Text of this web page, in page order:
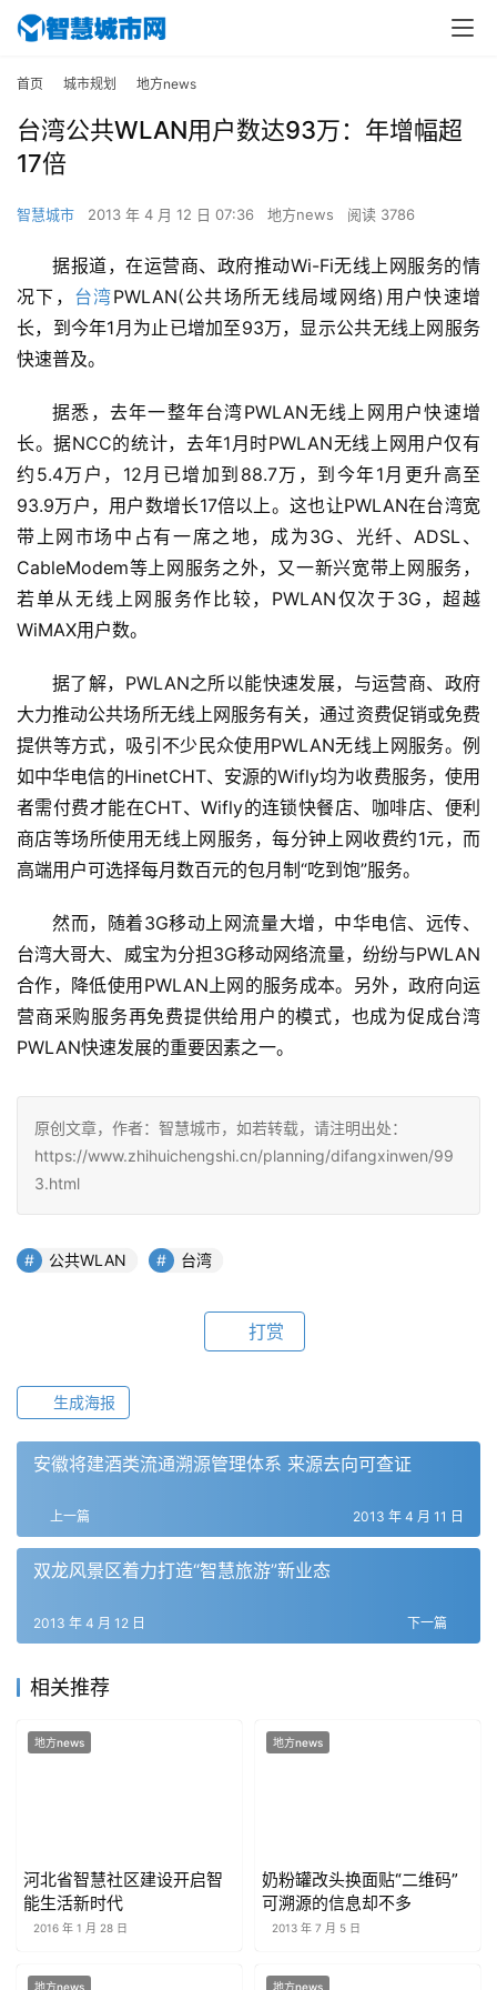
首页 城市规划 地方news
台湾公共WLAN用户数达93万：年增幅超
17倍
智慧城市 2013 年 4 月 12 日 07:36 地方news 阅读 3786
据报道，在运营商、政府推动Wi-Fi无线上网服务的情
况下， 台湾PWLAN(公共场所无线局域网络)用户快速增
长，到今年1月为止已增加至93万，显示公共无线上网服务
快速普及。
据悉，去年一整年台湾PWLAN无线上网用户快速增
长。据NCC的统计，去年1月时PWLAN无线上网用户仅有
约5.4万户，12月已增加到88.7万，到今年1月更升高至
93.9万户，用户数增长17倍以上。这也让PWLAN在台湾宽
带上网市场中占有一席之地，成为3G、光纤、ADSL、
CableModem等上网服务之外，又一新兴宽带上网服务，
若单从无线上网服务作比较，PWLAN仅次于3G，超越
WiMAX用户数。
据了解，PWLAN之所以能快速发展，与运营商、政府
大力推动公共场所无线上网服务有关，通过资费促销或免费
提供等方式，吸引不少民众使用PWLAN无线上网服务。例
如中华电信的HinetCHT、安源的Wifly均为收费服务，使用
者需付费才能在CHT、Wifly的连锁快餐店、咖啡店、便利
商店等场所使用无线上网服务，每分钟上网收费约1元，而
高端用户可选择每月数百元的包月制“吃到饱”服务。
然而，随着3G移动上网流量大增，中华电信、远传、
台湾大哥大、威宝为分担3G移动网络流量，纷纷与PWLAN
合作，降低使用PWLAN上网的服务成本。另外，政府向运
营商采购服务再免费提供给用户的模式，也成为促成台湾
PWLAN快速发展的重要因素之一。
原创文章，作者：智慧城市，如若转载，请注明出处：
https://www.zhihuichengshi.cn/planning/difangxinwen/99
3.html
公共WLAN 台湾
打赏
生成海报
安徽将建酒类流通溯源管理体系 来源去向可查证
上一篇 2013 年 4 月 11 日
双龙风景区着力打造“智慧旅游”新业态
下一篇
2013 年 4 月 12 日
相关推荐
地方news
河北省智慧社区建设开启智
能生活新时代
2016 年 1 月 28 日
地方news
奶粉罐改头换面贴“二维码”
可溯源的信息却不多
2013 年 7 月 5 日
地方news 地方news